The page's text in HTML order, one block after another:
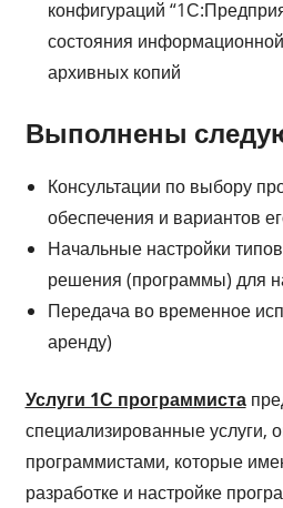
конфигураций
состояния
архивных копий
Выполнены
Консультации по выбору
обеспечения и вариантов
Начальные настройки
решения (программы) для
Передача во временное
аренду)
Услуги 1С программиста
специализированные услуги,
программистами, которые
разработке и настройке